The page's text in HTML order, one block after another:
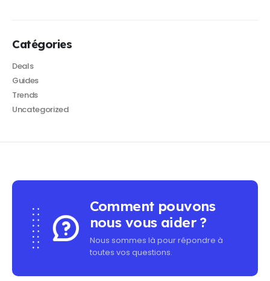
Catégories
Deals
Guides
Trends
Uncategorized
Comment pouvons
nous vous aider ?
Nous sommes là pour répondre à
toutes vos questions.